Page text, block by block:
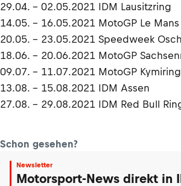
29.04. - 02.05.2021 IDM Lausitzring
14.05. - 16.05.2021 MotoGP Le Mans
20.05. - 23.05.2021 Speedweek
18.06. - 20.06.2021 MotoGP
09.07. - 11.07.2021 MotoGP Kymiring
13.08. - 15.08.2021 IDM Assen
27.08. - 29.08.2021 IDM Red Bull
Schon gesehen?
Newsletter
Motorsport-News direkt in